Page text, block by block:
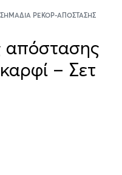
ΣΗΜΆΔΙΑ ΡΕΚΌΡ-ΑΠΌΣΤΑΣΗΣ
απόστασης
καρφί – Σετ